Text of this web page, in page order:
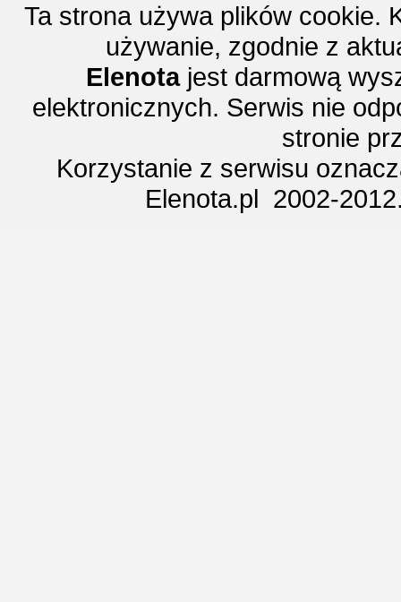
Ta strona używa plików cookie.
używanie, zgodnie z
Elenotajest darmową
elektronicznych. Serwis nie
stronie
Korzystanie z serwisu
Elenota.pl 2002-